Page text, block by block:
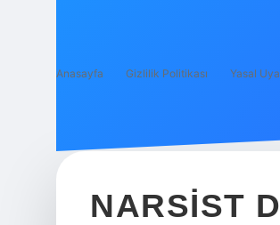
Anasayfa Gizlilik Politikası Yasal
NARSIST